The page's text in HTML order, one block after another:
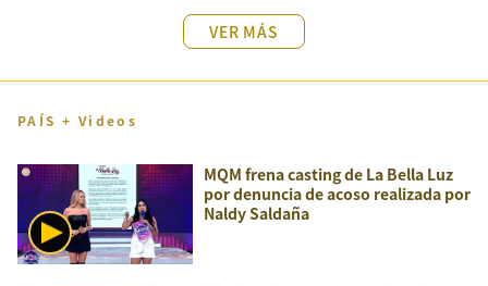
VER MÁS
PAÍS + Videos
MQM frena casting de La Bella Luz
por denuncia de acoso realizada por
Naldy Saldaña